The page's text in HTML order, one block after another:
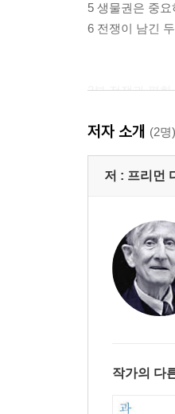
5 생물권은 중요
6 전쟁이 남긴
2부 전쟁과 평
1 묵시록적 경고
2 파괴를 숭배
3 러시아인들
6 과학자가 가
7 누구를 위한
3부 과학의 역사
2 에드워드 텔
3 아마추어 과
저자 소개 (2명)
저 : 프리먼
작가의 다